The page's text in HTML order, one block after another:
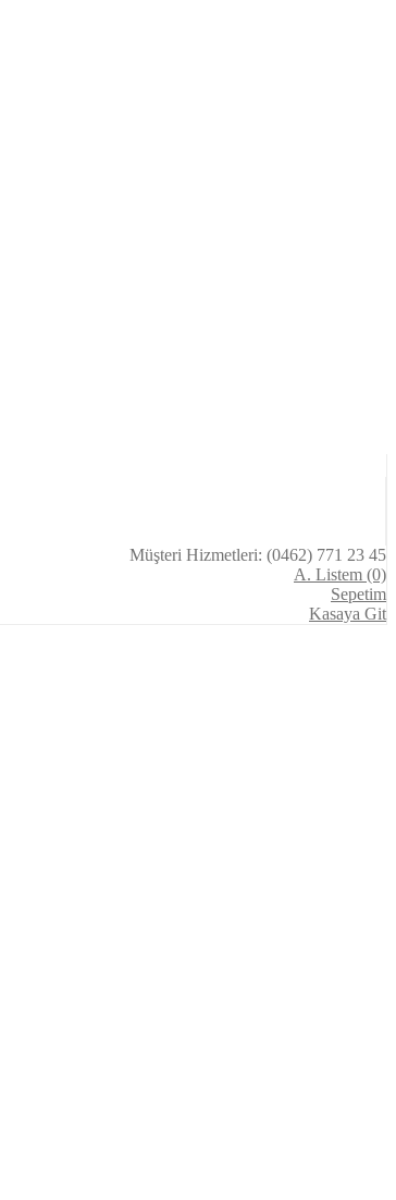
Müşteri Hizmetleri: (0462) 771 23 45
A. Listem (0)
Sepetim
Kasaya Git